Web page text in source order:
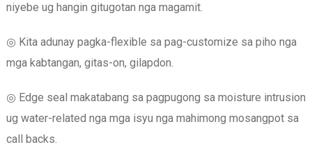
niyebe ug hangin gitugotan nga magamit.
◎ Kita adunay pagka-flexible sa pag-customize sa piho nga
mga kabtangan, gitas-on, gilapdon.
◎ Edge seal makatabang sa pagpugong sa moisture intrusion
ug water-related nga mga isyu nga mahimong mosangpot sa
call backs.